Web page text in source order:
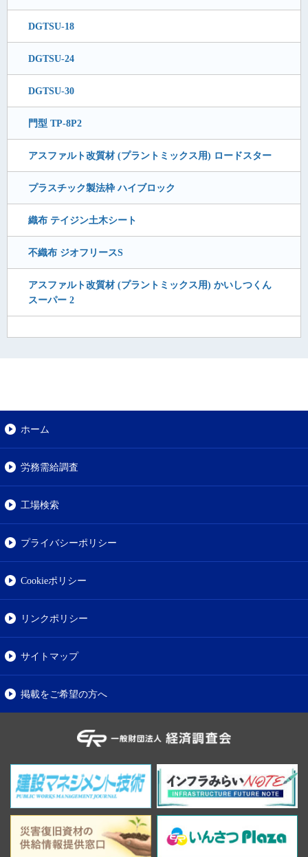
DGTSU-18
DGTSU-24
DGTSU-30
門型 TP-8P2
アスファルト改質材 (プラントミックス用) ロードスター
プラスチック製法枠 ハイブロック
織布 テイジン土木シート
不織布 ジオフリースS
アスファルト改質材 (プラントミックス用) かいしつくん
スーパー 2
ホーム
労務需給調査
工場検索
プライバシーポリシー
Cookieポリシー
リンクポリシー
サイトマップ
掲載をご希望の方へ